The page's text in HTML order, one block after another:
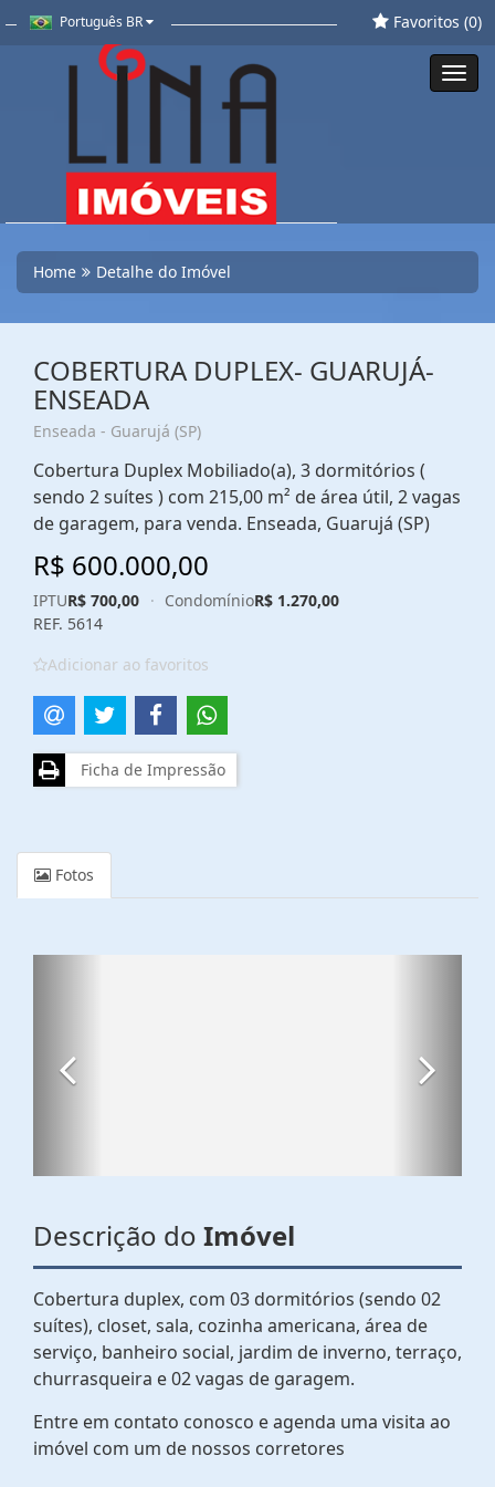
Português BR Favoritos (0)
Home Detalhe do Imóvel
COBERTURA DUPLEX- GUARUJÁ-
ENSEADA
Enseada - Guarujá (SP)
Cobertura Duplex Mobiliado(a), 3 dormitórios (
sendo 2 suítes ) com 215,00 m² de área útil, 2 vagas
de garagem, para venda. Enseada, Guarujá (SP)
R$ 600.000,00
IPTUR$ 700,00 · CondomínioR$ 1.270,00
REF. 5614
Adicionar ao favoritos
Ficha de Impressão
Fotos
Descrição do Imóvel
Cobertura duplex, com 03 dormitórios (sendo 02
suítes), closet, sala, cozinha americana, área de
serviço, banheiro social, jardim de inverno, terraço,
churrasqueira e 02 vagas de garagem.
Entre em contato conosco e agenda uma visita ao
imóvel com um de nossos corretores